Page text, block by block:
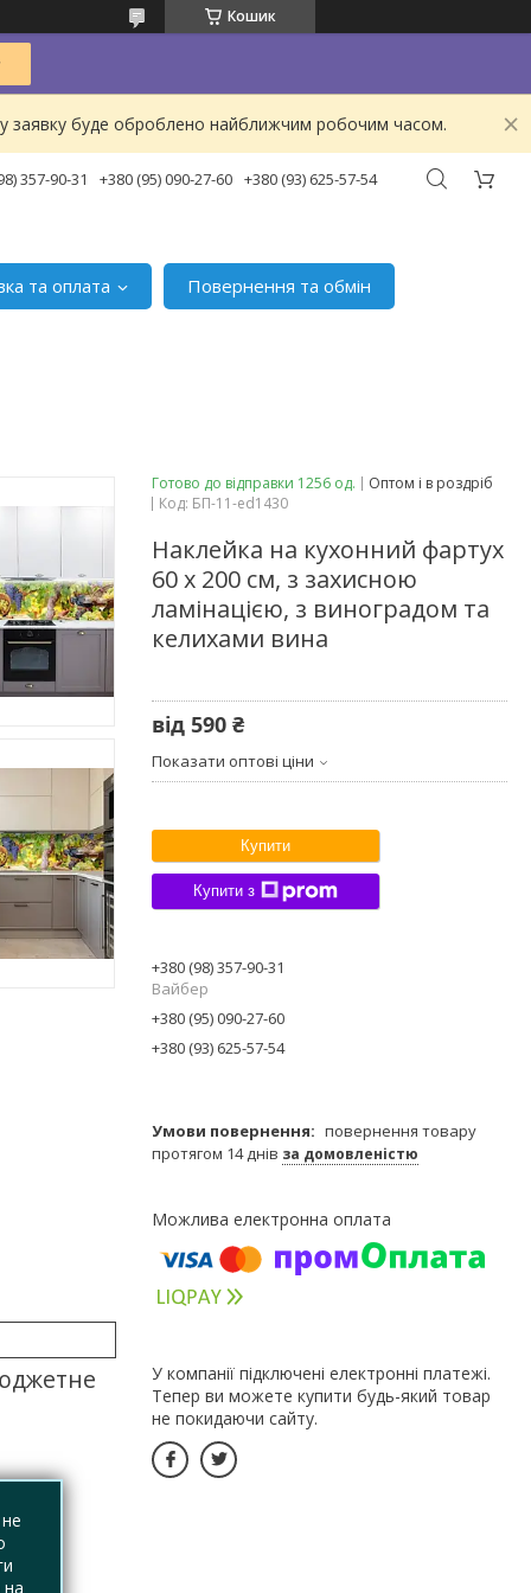
Кошик
заявку буде оброблено найближчим робочим часом.
357-90-31 +380 (95) 090-27-60 +380 (93) 625-57-54
та оплата
Повернення та обмін
Готово до відправки 1256 од.
Оптом і в роздріб
Код: БП-11-ed1430
Наклейка на кухонний фартух
60 х 200 см, з захисною
ламінацією, з виноградом та
келихами вина
від 590 ₴
Показати оптові ціни
Купити
Купити з
+380 (98) 357-90-31
Вайбер
+380 (95) 090-27-60
+380 (93) 625-57-54
повернення товару
протягом 14 днів за домовленістю
У компанії підключені електронні платежі.
Тепер ви можете купити будь-який товар
не покидаючи сайту.